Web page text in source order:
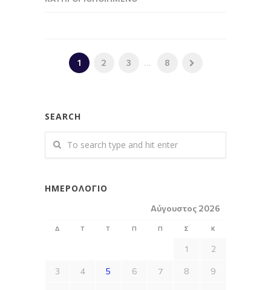
1 2 3 ... 8
SEARCH
ΗΜΕΡΟΛΌΓΙΟ
Αύγουστος 2026
Δ Τ Τ Π Π Σ Κ
1 2
3 4 5 6 7 8 9